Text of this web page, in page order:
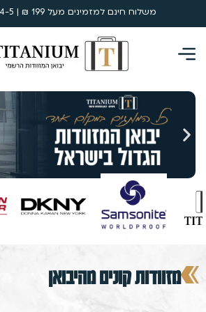
משלוח חינם למזמינים מעל 199 ₪ | 4-5 ימי עסקים
מזוודות קונים מהיבואן